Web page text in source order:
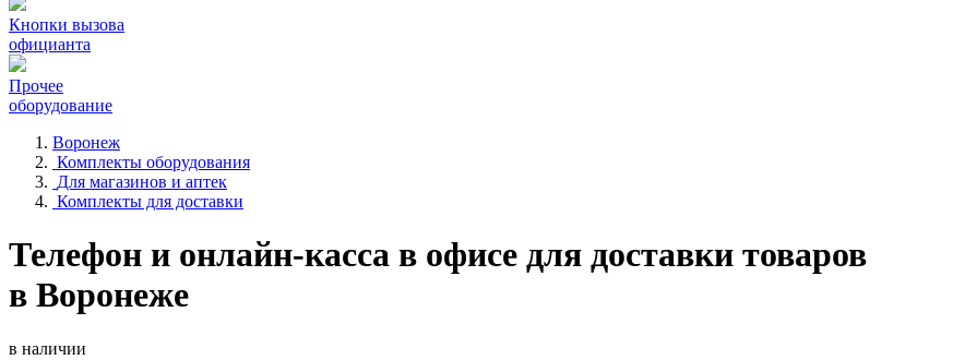
Кнопки вызова
официанта
Прочее
оборудование
Воронеж
Комплекты оборудования
Для магазинов и аптек
Комплекты для доставки
Телефон и онлайн-касса в офисе для доставки товаров
в Воронеже
в наличии